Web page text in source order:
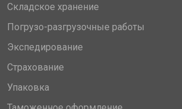
Складское хранение
Погрузо-разгрузочные работы
Экспедирование
Страхование
Упаковка